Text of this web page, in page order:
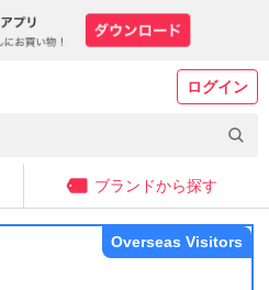
ログイン
ブランドから探す
Overseas Visitors